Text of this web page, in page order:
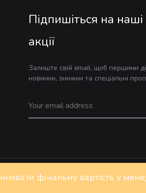
Підпишіться на
акції
Залиште свій email, щоб першими
новинки, знижки та спеціальні
Privacy Policy
фінальну вартість у